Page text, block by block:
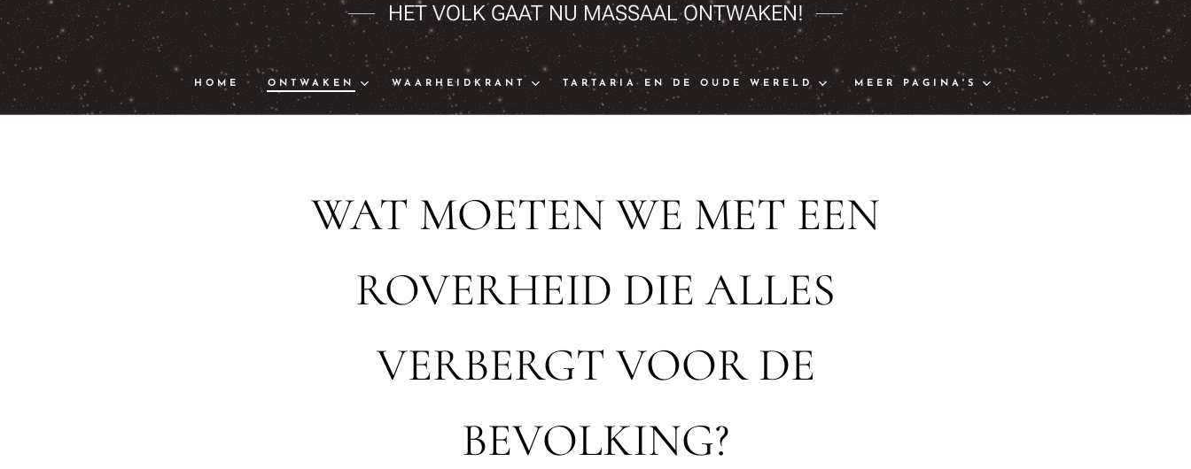
HET VOLK GAAT NU MASSAAL ONTWAKEN!
HOME ONTWAKEN WAARHEIDKRANT TARTARIA EN DE OUDE WERELD MEER PAGINA'S
WAT MOETEN WE MET EEN
ROVERHEID DIE ALLES
VERBERGT VOOR DE
BEVOLKING?